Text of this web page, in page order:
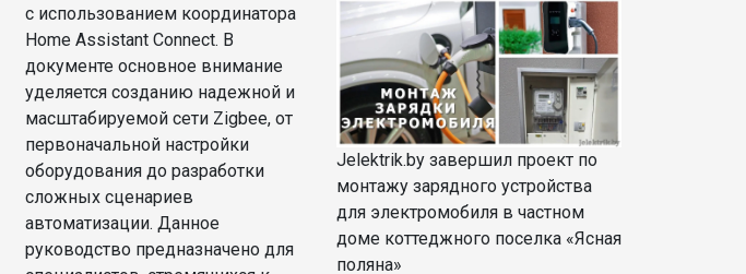
с использованием координатора
Home Assistant Connect. В
документе основное внимание
уделяется созданию надежной и
масштабируемой сети Zigbee, от
первоначальной настройки
оборудования до разработки
сложных сценариев
автоматизации. Данное
руководство предназначено для
Jelektrik.by завершил проект по
монтажу зарядного устройства
для электромобиля в частном
доме коттеджного поселка «Ясная
поляна»